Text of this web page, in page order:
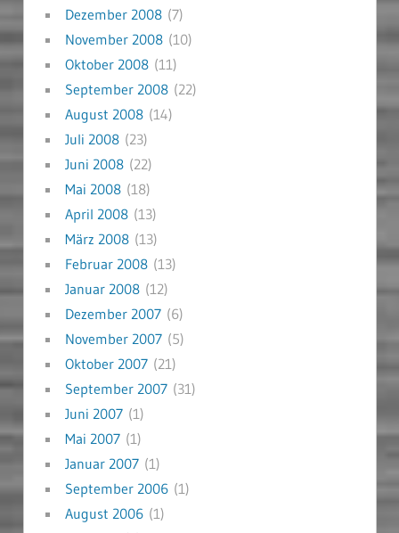
Dezember 2008(7)
November 2008(10)
Oktober 2008(11)
September 2008(22)
August 2008(14)
Juli 2008(23)
Juni 2008(22)
Mai 2008(18)
April 2008(13)
März 2008(13)
Februar 2008(13)
Januar 2008(12)
Dezember 2007(6)
November 2007(5)
Oktober 2007(21)
September 2007(31)
Juni 2007(1)
Mai 2007(1)
Januar 2007(1)
September 2006(1)
August 2006(1)